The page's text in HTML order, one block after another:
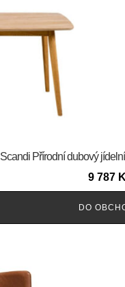
Scandi Přírodní dubový
9 787
DO